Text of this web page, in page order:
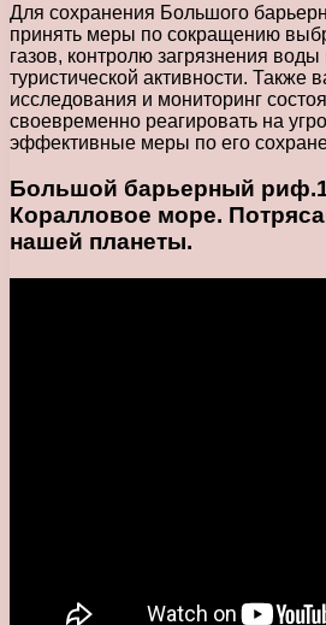
Для сохранения Большого
принять меры по сокращению
газов, контролю загрязнения
туристической активности. Также
исследования и мониторинг
своевременно реагировать на
эффективные меры по его
Большой барьерный
Коралловое море.
нашей планеты.